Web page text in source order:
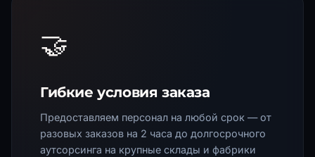
🤝
Гибкие условия заказа
Предоставляем персонал на любой срок — от
разовых заказов на 2 часа до долгосрочного
аутсорсинга на крупные склады и фабрики